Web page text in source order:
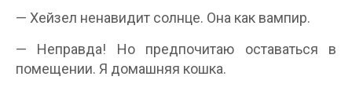
— Хейзел ненавидит солнце. Она как вампир.
— Неправда! Но предпочитаю оставаться в
помещении. Я домашняя кошка.